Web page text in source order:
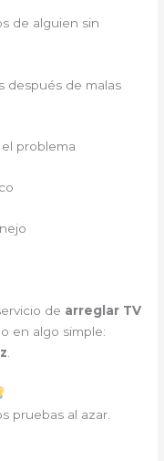
de alguien sin
después de malas
problema
de arreglar TV
en algo simple:
pruebas al azar.